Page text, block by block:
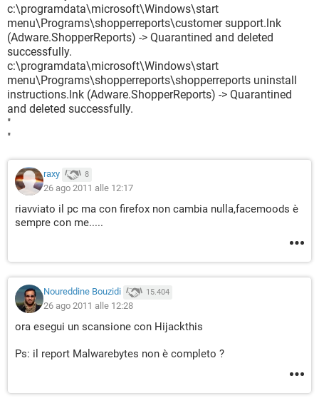
c:\programdata\microsoft\Windows\start
menu\Programs\shopperreports\customer support.lnk
(Adware.ShopperReports) -> Quarantined and deleted
successfully.
c:\programdata\microsoft\Windows\start
menu\Programs\shopperreports\shopperreports uninstall
instructions.lnk (Adware.ShopperReports) -> Quarantined
and deleted successfully.
"
"
raxy 8
26 ago 2011 alle 12:17
riavviato il pc ma con firefox non cambia nulla,facemoods è
sempre con me.....
Noureddine Bouzidi 15.404
26 ago 2011 alle 12:28
ora esegui un scansione con Hijackthis
Ps: il report Malwarebytes non è completo ?